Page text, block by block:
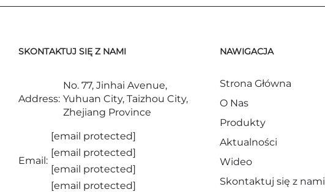
SKONTAKTUJ SIĘ Z NAMI
Address:
No. 77, Jinhai Avenue,
Yuhuan City, Taizhou City,
Zhejiang Province
Email:
[email protected]
[email protected]
[email protected]
[email protected]
NAWIGACJA
Strona Główna
O Nas
Produkty
Aktualności
Wideo
Skontaktuj się z nami